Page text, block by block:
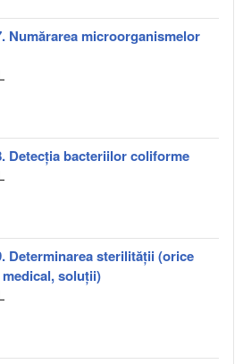
Numărarea microorganismelor
Detecția bacteriilor coliforme
Determinarea sterilității (orice
soluții)